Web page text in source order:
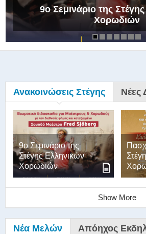
9ο Σεμινάριο της
Χορωδιών
Ανακοινώσεις Στέγης Νέες
9ο Σεμινάριο της
Στέγης Ελληνικών
Χορωδιών
Show More
Νέα Μελών Απόηχος